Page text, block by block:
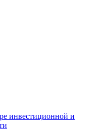
инвестиционной и